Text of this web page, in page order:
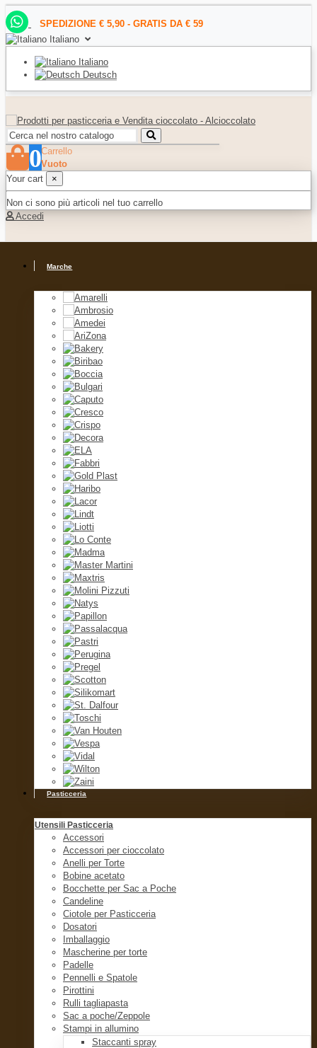
SPEDIZIONE € 5,90 - GRATIS DA € 59
Italiano
Italiano
Deutsch
0Carrello
Vuoto
Your cart
×
Non ci sono più articoli nel tuo carrello
Accedi
Marche
Pasticceria
Utensili Pasticceria
Accessori
Accessori per cioccolato
Anelli per Torte
Bobine acetato
Bocchette per Sac a Poche
Candeline
Ciotole per Pasticceria
Dosatori
Imballaggio
Mascherine per torte
Padelle
Pennelli e Spatole
Pirottini
Rulli tagliapasta
Sac a poche/Zeppole
Stampi in allumino
Staccanti spray